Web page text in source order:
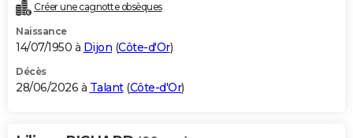
Créer une cagnotte obsèques
Naissance
14/07/1950 à Dijon (Côte-d'Or)
Décès
28/06/2026 à Talant(Côte-d'Or)